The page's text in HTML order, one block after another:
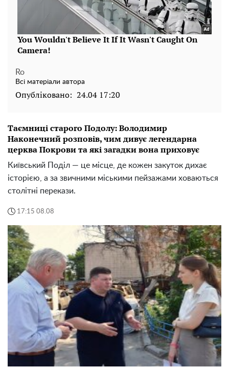
Ro
Всі матеріали автора
Опубліковано: 24.04 17:20
Таємниці старого Подолу: Володимир
Наконечний розповів, чим дивує легендарна
церква Покрови та які загадки вона приховує
Київський Поділ — це місце, де кожен закуток дихає
історією, а за звичними міськими пейзажами ховаються
столітні перекази.
17:15 08.08